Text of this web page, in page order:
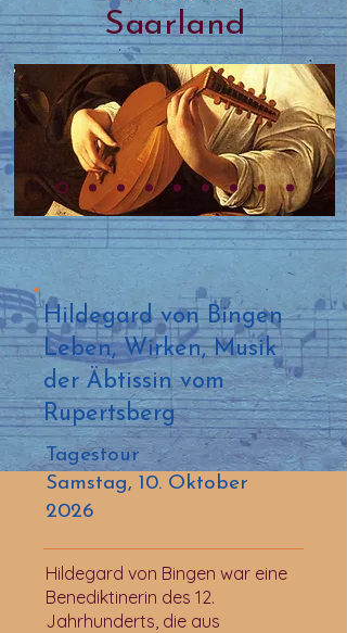
Saarland
Hildegard von Bingen
Leben, Wirken, Musik
der Äbtissin vom
Rupertsberg
Tagestour
Samstag, 10. Oktober
2026
Hildegard von Bingen war eine
Benediktinerin des 12.
Jahrhunderts, die aus